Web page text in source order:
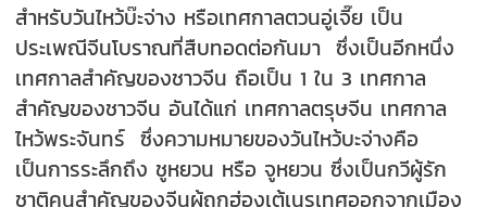
สำหรับวันไหว้บ๊ะจ่าง หรือเทศกาลตวนอู่เจี๊ย เป็น
ประเพณีจีนโบราณที่สืบทอดต่อกันมา ซึ่งเป็นอีกหนึ่ง
เทศกาลสำคัญของชาวจีน ถือเป็น 1 ใน 3 เทศกาล
สำคัญของชาวจีน อันได้แก่ เทศกาลตรุษจีน เทศกาล
ไหว้พระจันทร์ ซึ่งความหมายของวันไหว้บะจ่างคือ
เป็นการระลึกถึง ชูหยวน หรือ จูหยวน ซึ่งเป็นกวีผู้รัก
ชาติคนสำคัญของจีนผู้ถูกฮ่องเต้เนรเทศออกจากเมือง